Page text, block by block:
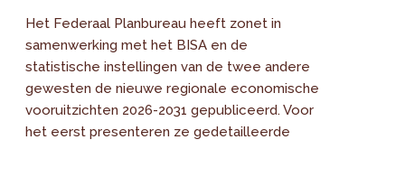
Het Federaal Planbureau heeft zonet in
samenwerking met het BISA en de
statistische instellingen van de twee andere
gewesten de nieuwe regionale economische
vooruitzichten 2026-2031 gepubliceerd. Voor
het eerst presenteren ze gedetailleerde